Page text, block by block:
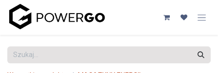
Przejdź do zawartości